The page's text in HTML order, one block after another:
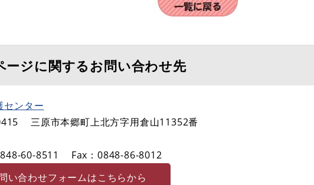
ージに関するお問い合わせ先
センター
三原市本郷町上北方字用倉山11352番
60-8511
Fax：0848-86-8012
い合わせフォームはこちらから